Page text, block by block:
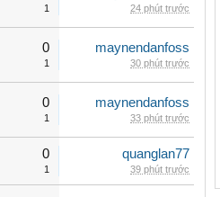
1 24 phút trước
0
1
maynendanfoss
30 phút trước
0
1
maynendanfoss
33 phút trước
0
1
quanglan77
39 phút trước